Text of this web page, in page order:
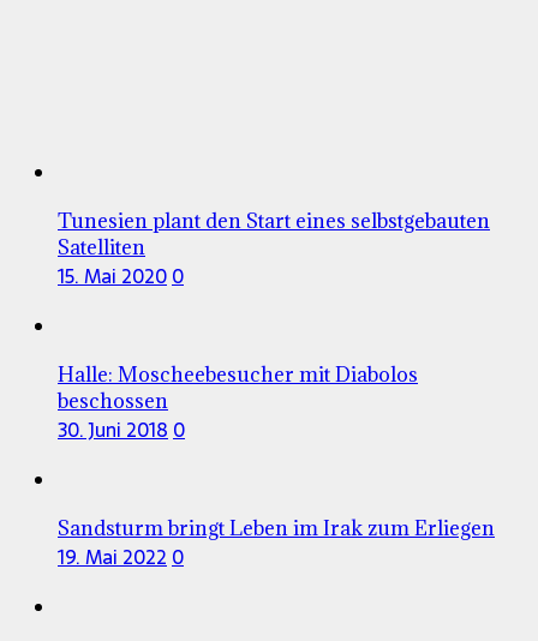
Tunesien plant den Start eines selbstgebauten
Satelliten
15. Mai 20200
Halle: Moscheebesucher mit Diabolos
beschossen
30. Juni 20180
Sandsturm bringt Leben im Irak zum Erliegen
19. Mai 20220